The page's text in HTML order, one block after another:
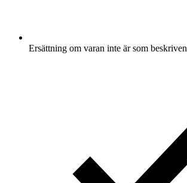
Ersättning om varan inte är som beskriven